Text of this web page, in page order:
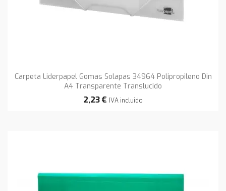
Carpeta Liderpapel Gomas Solapas 34964 Polipropileno Din
A4 Transparente Translucido
2,23 € IVA incluido